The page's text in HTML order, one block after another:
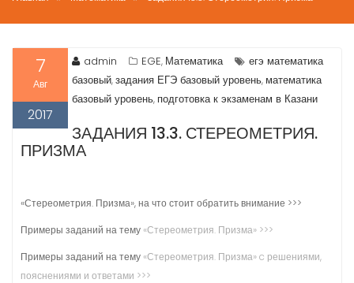
7
Авг
2017
admin EGE, Математика
егэ математика
базовый,задания ЕГЭ базовый уровень, математика
базовый уровень, подготовка к экзаменам в Казани
ЗАДАНИЯ 13.3. СТЕРЕОМЕТРИЯ.
ПРИЗМА
«Стереометрия. Призма», на что стоит обратить внимание >>>
Примеры заданий на тему «Стереометрия. Призма» >>>
Примеры заданий на тему «Стереометрия. Призма» c решениями,
пояснениями и ответами >>>